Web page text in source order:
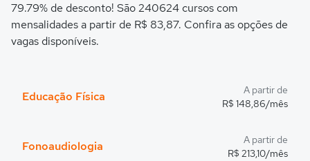
79.79% de desconto! São 240624 cursos com
mensalidades a partir de R$ 83,87. Confira as opções de
vagas disponíveis.
Educação Física
A partir de
R$ 148,86/mês
Fonoaudiologia
A partir de
R$ 213,10/mês